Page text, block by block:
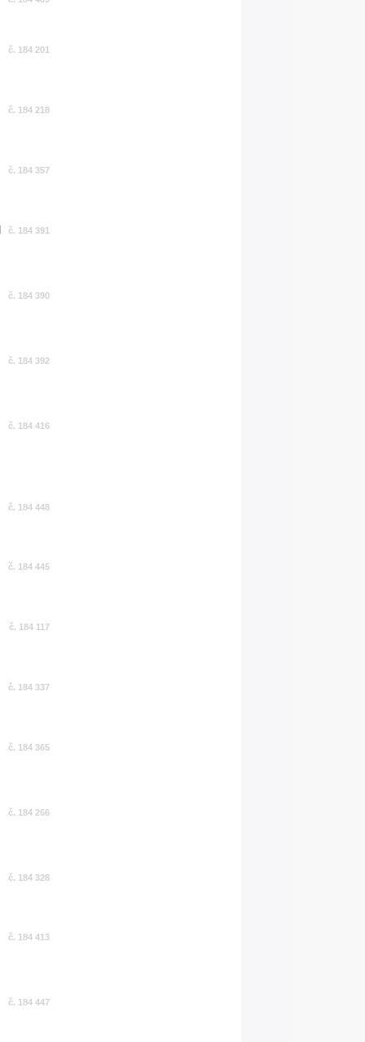
č. 184 201
č. 184 218
č. 184 357
č. 184 391
č. 184 390
č. 184 392
č. 184 416
č. 184 448
č. 184 445
č. 184 117
č. 184 337
č. 184 365
č. 184 266
č. 184 328
č. 184 413
č. 184 447